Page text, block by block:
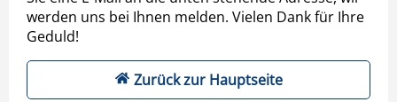
werden uns bei Ihnen melden. Vielen Dank für Ihre
Geduld!
Zurück zur Hauptseite